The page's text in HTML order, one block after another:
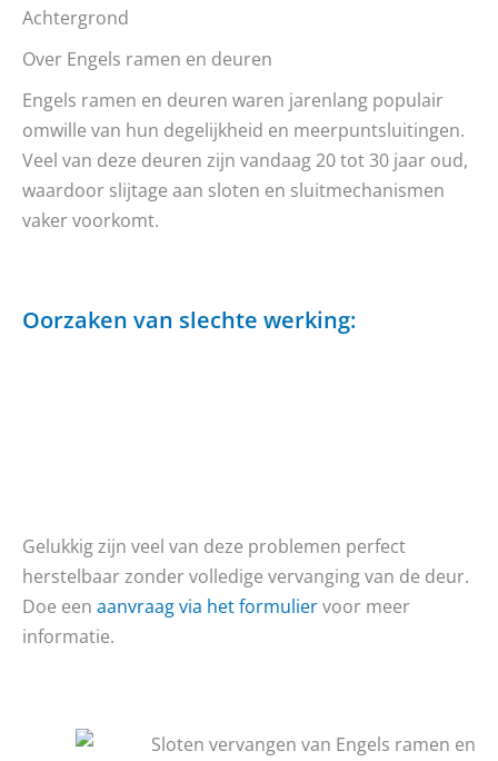
Achtergrond
Over Engels ramen en deuren
Engels ramen en deuren waren jarenlang populair
omwille van hun degelijkheid en meerpuntsluitingen.
Veel van deze deuren zijn vandaag 20 tot 30 jaar oud,
waardoor slijtage aan sloten en sluitmechanismen
vaker voorkomt.
Oorzaken van slechte werking:
Gelukkig zijn veel van deze problemen perfect
herstelbaar zonder volledige vervanging van de deur.
Doe een aanvraag via het formuliervoor meer
informatie.